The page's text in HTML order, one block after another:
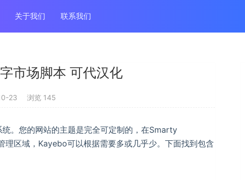
关于我们 联系我们
市场脚本 可代汉化
23 浏览 145
。您的网站的主题是完全可定制的，在Smarty
区域，Kayebo可以根据需要多或几乎少。下面找到包含